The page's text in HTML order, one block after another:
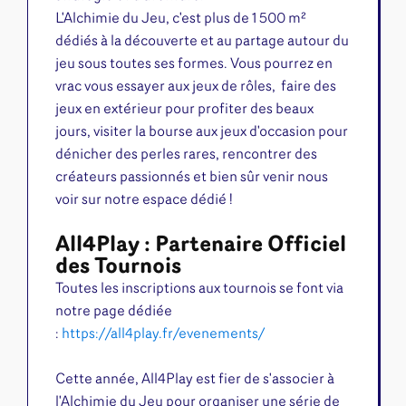
L'Alchimie du Jeu, c'est plus de 1 500 m²
dédiés à la découverte et au partage autour du
jeu sous toutes ses formes. Vous pourrez en
vrac vous essayer aux jeux de rôles, faire des
jeux en extérieur pour profiter des beaux
jours, visiter la bourse aux jeux d'occasion pour
dénicher des perles rares​, rencontrer des
créateurs passionnés et bien sûr venir nous
voir sur notre espace dédié !
All4Play : Partenaire Officiel
des Tournois
Toutes les inscriptions aux tournois se font via
notre page dédiée
: https://all4play.fr/evenements/
Cette année, All4Play est fier de s'associer à
l'Alchimie du Jeu pour organiser une série de